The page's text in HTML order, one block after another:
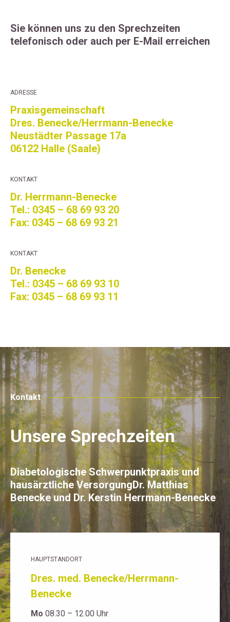
Sie können uns zu den Sprechzeiten
telefonisch oder auch per E-Mail erreichen
ADRESSE
Praxisgemeinschaft
Dres. Benecke/Herrmann-Benecke
Neustädter Passage 17a
06122 Halle (Saale)
KONTAKT
Dr. Herrmann-Benecke
Tel.: 0345 – 68 69 93 20
Fax: 0345 – 68 69 93 21
KONTAKT
Dr. Benecke
Tel.: 0345 – 68 69 93 10
Fax: 0345 – 68 69 93 11
Kontakt
Unsere Sprechzeiten
Diabetologische Schwerpunktpraxis und
hausärztliche VersorgungDr. Matthias
Benecke und Dr. Kerstin Herrmann-Benecke
HAUPTSTANDORT
Dres. med. Benecke/Herrmann-
Benecke
Mo 08.30 – 12.00 Uhr